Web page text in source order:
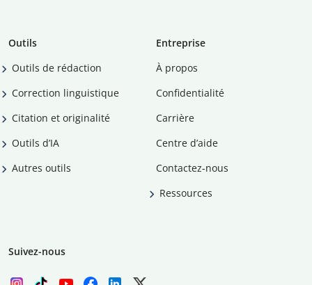
Outils
Outils de rédaction
Correction linguistique
Citation et originalité
Outils d’IA
Autres outils
Entreprise
À propos
Confidentialité
Carrière
Centre d’aide
Contactez-nous
Ressources
Suivez-nous